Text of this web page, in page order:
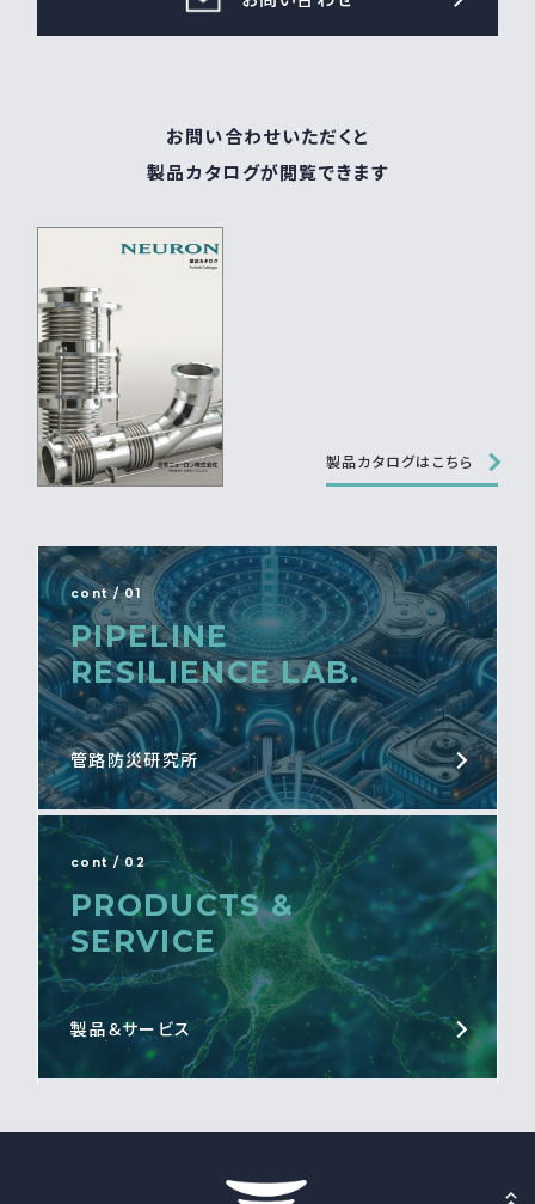
お問い合わせいただくと
製品カタログが閲覧できます
製品カタログはこちら
cont / 01
PIPELINE
RESILIENCE LAB.
管路防災研究所
cont / 02
PRODUCTS &
SERVICE
製品＆サービス